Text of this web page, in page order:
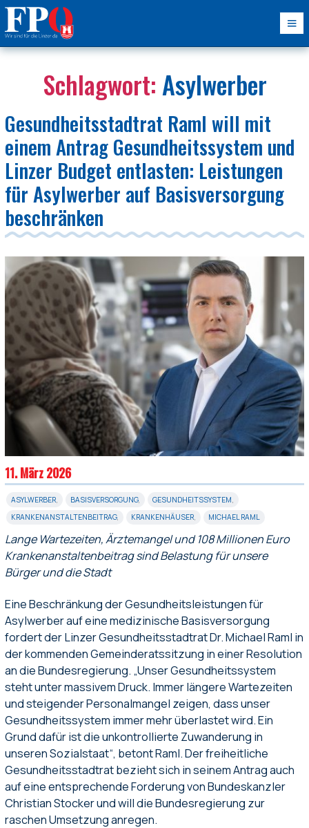
Schlagwort: Asylwerber
Gesundheitsstadtrat Raml will mit
einem Antrag Gesundheitssystem und
Linzer Budget entlasten: Leistungen
für Asylwerber auf Basisversorgung
beschränken
11. März 2026
ASYLWERBER, BASISVERSORGUNG, GESUNDHEITSSYSTEM,
KRANKENANSTALTENBEITRAG, KRANKENHÄUSER, MICHAEL RAML
Lange Wartezeiten, Ärztemangel und 108 Millionen Euro
Krankenanstaltenbeitrag sind Belastung für unsere
Bürger und die Stadt
Eine Beschränkung der Gesundheitsleistungen für
Asylwerber auf eine medizinische Basisversorgung
fordert der Linzer Gesundheitsstadtrat Dr. Michael Raml in
der kommenden Gemeinderatssitzung in einer Resolution
an die Bundesregierung. „Unser Gesundheitssystem
steht unter massivem Druck. Immer längere Wartezeiten
und steigender Personalmangel zeigen, dass unser
Gesundheitssystem immer mehr überlastet wird. Ein
Grund dafür ist die unkontrollierte Zuwanderung in
unseren Sozialstaat“, betont Raml. Der freiheitliche
Gesundheitsstadtrat bezieht sich in seinem Antrag auch
auf eine entsprechende Forderung von Bundeskanzler
Christian Stocker und will die Bundesregierung zur
raschen Umsetzung anregen.